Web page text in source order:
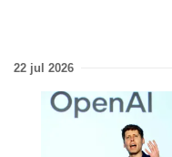
22 jul 2026